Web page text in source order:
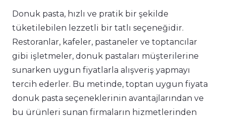
Donuk pasta, hızlı ve pratik bir şekilde
tüketilebilen lezzetli bir tatlı seçeneğidir.
Restoranlar, kafeler, pastaneler ve toptancılar
gibi işletmeler, donuk pastaları müşterilerine
sunarken uygun fiyatlarla alışveriş yapmayı
tercih ederler. Bu metinde, toptan uygun fiyata
donuk pasta seçeneklerinin avantajlarından ve
bu ürünleri sunan firmaların hizmetlerinden